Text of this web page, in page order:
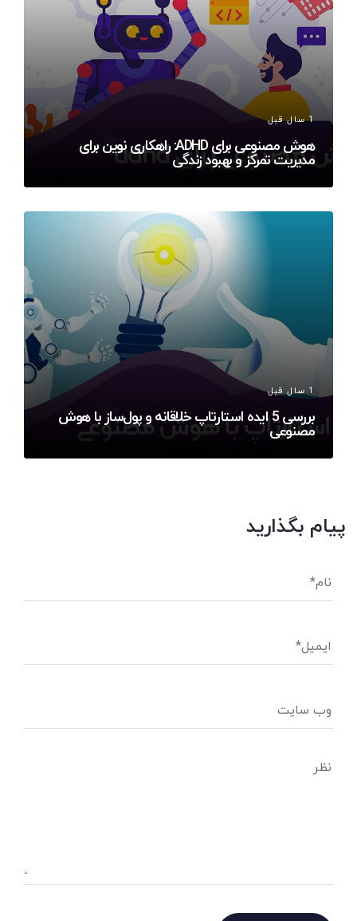
1 سال قبل
هوش مصنوعی برای ADHD: راهکاری نوین برای
مدیریت تمرکز و بهبود زندگی
1 سال قبل
بررسی 5 ایده استارتاپ خلاقانه و پول‌ساز با هوش
مصنوعی
پیام بگذارید